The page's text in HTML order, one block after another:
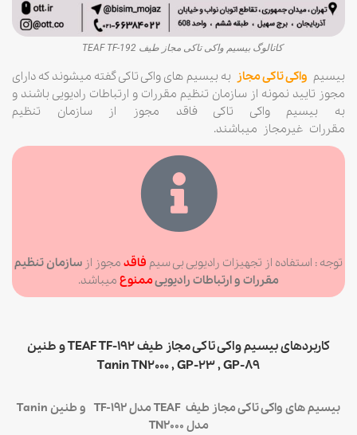
کاتالوگ بیسیم واکی تاکی مجاز طیف TEAF TF-192
بیسیم واکی تاکی مجاز به بیسیم های واکی تاکی گفته میشوند که دارای
مجوز تایید نمونه از سازمان تنظیم مقررات و ارتباطات رادیویی باشند و
به بیسیم واکی تاکی فاقد مجوز از سازمان تنظیم
مقررات غیرمجاز میباشند.
توجه : استفاده از تجهیزات رادیویی بی سیم فاقد مجوز از سازمان تنظیم
مقررات و ارتباطات رادیوییممنوع میباشد.
کاربردهای بیسیم واکی تاکی مجاز طیف TEAF TF-192 و طنین
Tanin TN2000 , GP-23 , GP-89
بیسیم های واکی تاکی مجاز طیف
TEAF مدل TF-192 و طنین Tanin
مدل TN2000